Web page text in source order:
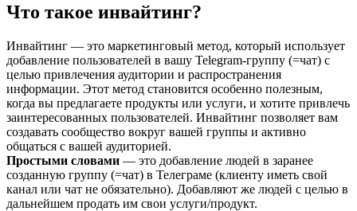
Что такое инвайтинг?
Инвайтинг — это маркетинговый метод, который использует
добавление пользователей в вашу Telegram-группу (=чат) с
целью привлечения аудитории и распространения
информации. Этот метод становится особенно полезным,
когда вы предлагаете продукты или услуги, и хотите привлечь
заинтересованных пользователей. Инвайтинг позволяет вам
создавать сообщество вокруг вашей группы и активно
общаться с вашей аудиторией.
Простыми словами — это добавление людей в заранее
созданную группу (=чат) в Телеграме (клиенту иметь свой
канал или чат не обязательно). Добавляют же людей с целью в
дальнейшем продать им свои услуги/продукт.